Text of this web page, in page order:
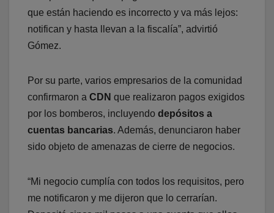
que están haciendo es incorrecto y va más lejos:
notifican y hasta llevan a la fiscalía”, advirtió
Gómez.
Por su parte, varios empresarios de la comunidad
confirmaron a CDN que realizaron pagos exigidos
por los bomberos, incluyendo depósitos a
cuentas bancarias. Además, denunciaron haber
sido objeto de amenazas de cierre de negocios.
“Mi negocio cumplía con todos los requisitos, pero
me notificaron y me dijeron que lo cerrarían.